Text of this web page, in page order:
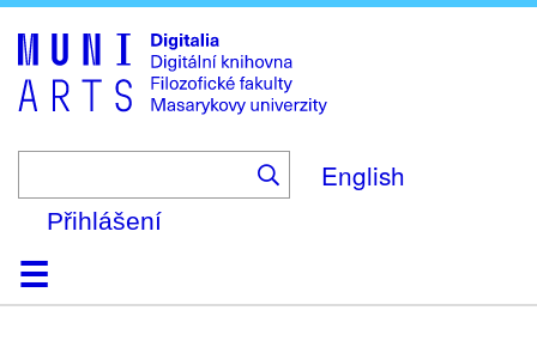
to
main
content
English
Přihlášení
DomůKolekce
Prohlížení
Vyhledávání
O platformě
Nápověda
KontaktDigitalia